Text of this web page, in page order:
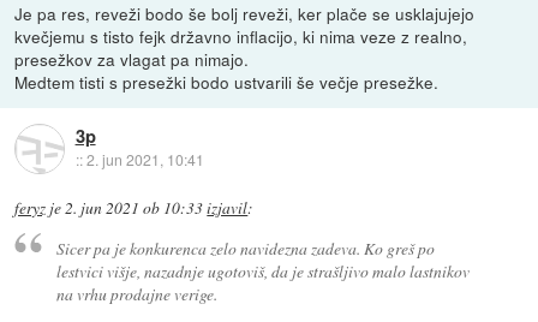
Je pa res, reveži bodo še bolj reveži, ker plače se usklajujejo
kvečjemu s tisto fejk državno inflacijo, ki nima veze z realno,
presežkov za vlagat pa nimajo.
Medtem tisti s presežki bodo ustvarili še večje presežke.
3p
::2. jun 2021, 10:41
feryz je2. jun 2021 ob 10:33izjavil:
Sicer pa je konkurenca zelo navidezna zadeva. Ko greš po
lestvici višje, nazadnje ugotoviš, da je strašljivo malo lastnikov
na vrhu prodajne verige.